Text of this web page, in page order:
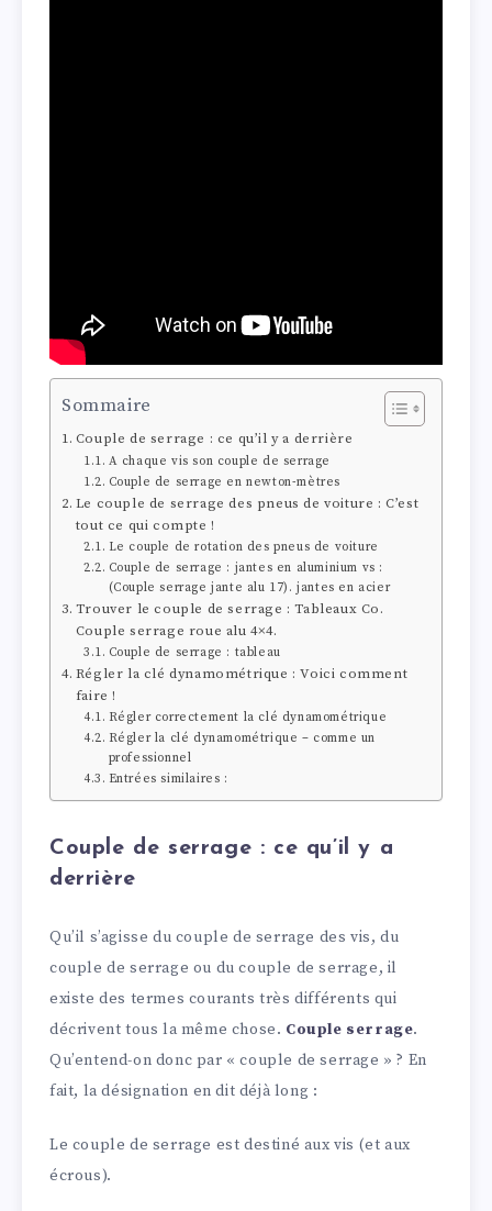
Sommaire
Couple de serrage : ce qu’il y a derrière
A chaque vis son couple de serrage
Couple de serrage en newton-mètres
Le couple de serrage des pneus de voiture : C’est
tout ce qui compte !
Le couple de rotation des pneus de voiture
Couple de serrage : jantes en aluminium vs :
(Couple serrage jante alu 17). jantes en acier
Trouver le couple de serrage : Tableaux Co.
Couple serrage roue alu 4×4.
Couple de serrage : tableau
Régler la clé dynamométrique : Voici comment
faire !
Régler correctement la clé dynamométrique
Régler la clé dynamométrique – comme un
professionnel
Entrées similaires :
Couple de serrage : ce qu’il y a
derrière
Qu’il s’agisse du couple de serrage des vis, du
couple de serrage ou du couple de serrage, il
existe des termes courants très différents qui
décrivent tous la même chose. Couple serrage.
Qu’entend-on donc par « couple de serrage » ? En
fait, la désignation en dit déjà long :
Le couple de serrage est destiné aux vis (et aux
écrous).